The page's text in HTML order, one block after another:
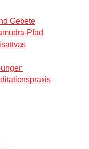
Gebete
Pfad